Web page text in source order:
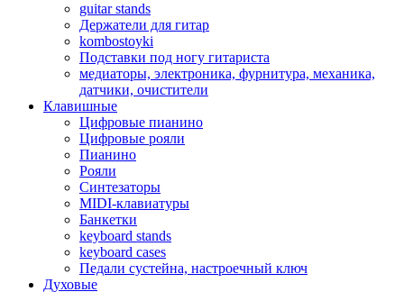
guitar stands
Держатели для гитар
kombostoyki
Подставки под ногу гитариста
медиаторы, электроника, фурнитура, механика,
датчики, очистители
Клавишные
Цифровые пианино
Цифровые рояли
Пианино
Рояли
Синтезаторы
MIDI-клавиатуры
Банкетки
keyboard stands
keyboard cases
Педали сустейна, настроечный ключ
Духовые